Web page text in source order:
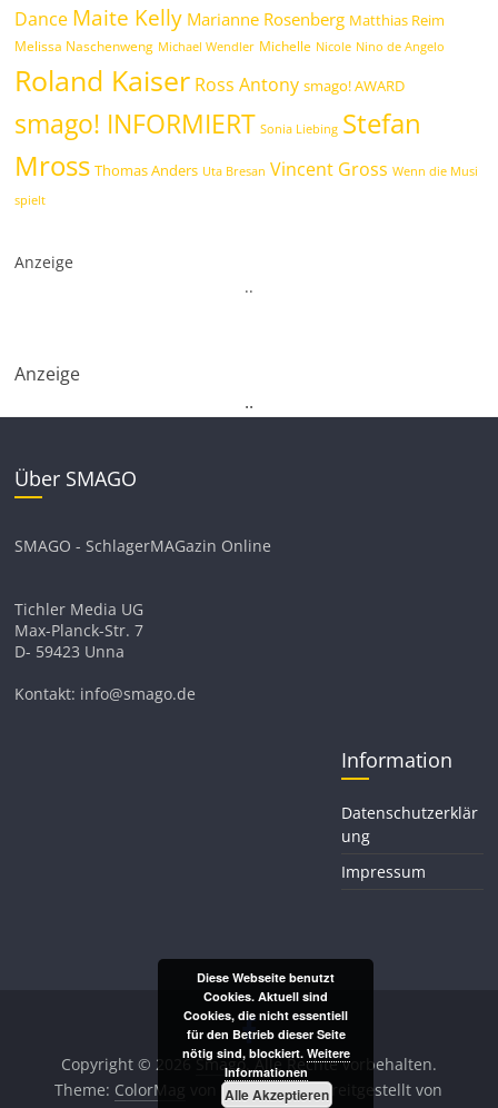
Dance Maite Kelly Marianne Rosenberg Matthias Reim
Melissa Naschenweng Michael Wendler Michelle Nicole Nino de Angelo
Roland Kaiser Ross Antony smago! AWARD
smago! INFORMIERT Sonia Liebing Stefan
Mross Thomas Anders Uta Bresan Vincent Gross Wenn die Musi
spielt
Anzeige
..
Anzeige
..
Über SMAGO
SMAGO - SchlagerMAGazin Online
Tichler Media UG
Max-Planck-Str. 7
D- 59423 Unna
Kontakt: info@smago.de
Information
Datenschutzerklär
ung
Impressum
Copyright © 2026Smago. Alle Rechte vorbehalten.
Theme: ColorMag
von ThemeGrill. Bereitgestellt von
Diese Webseite benutzt
Cookies. Aktuell sind
Cookies, die nicht essentiell
für den Betrieb dieser Seite
nötig sind, blockiert. Weitere
Informationen
Alle Akzeptieren